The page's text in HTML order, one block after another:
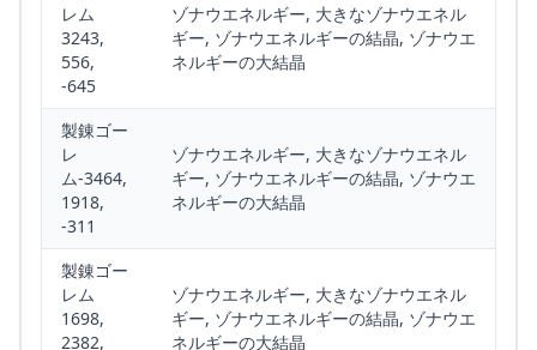
レム
3243,
556,
-645
ゾナウエネルギー, 大きなゾナウエネル
ギー, ゾナウエネルギーの結晶, ゾナウエ
ネルギーの大結晶
製錬ゴー
レ
ム-3464,
1918,
-311
ゾナウエネルギー, 大きなゾナウエネル
ギー, ゾナウエネルギーの結晶, ゾナウエ
ネルギーの大結晶
製錬ゴー
レム
1698,
2382,
ゾナウエネルギー, 大きなゾナウエネル
ギー, ゾナウエネルギーの結晶, ゾナウエ
ネルギーの大結晶